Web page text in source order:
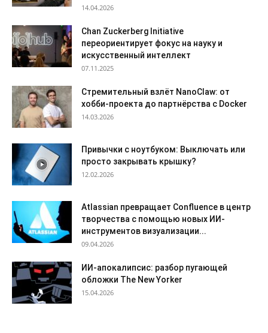
14.04.2026
Chan Zuckerberg Initiative
переориентирует фокус на науку и
искусственный интеллект
07.11.2025
Стремительный взлёт NanoClaw: от
хобби-проекта до партнёрства с Docker
14.03.2026
Привычки с ноутбуком: Выключать или
просто закрывать крышку?
12.02.2026
Atlassian превращает Confluence в центр
творчества с помощью новых ИИ-
инструментов визуализации...
09.04.2026
ИИ-апокалипсис: разбор пугающей
обложки The New Yorker
15.04.2026